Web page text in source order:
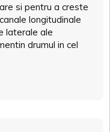
si pentru a creste
longitudinale
laterale ale
drumul in cel